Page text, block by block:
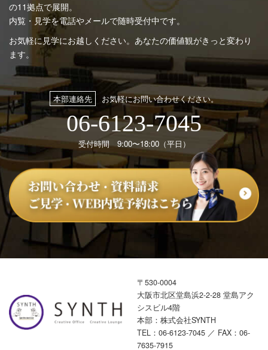
の11拠点で展開。
内覧・見学を電話やメールで随時受付中です。
お気軽に見学にお越しください。あなたの価値観がきっと変わり
ます。
本部連絡先 お気軽にお問い合わせください。
06-6123-7045
受付時間 9:00〜18:00（平日）
〒530-0004
大阪市北区堂島浜2-2-28 堂島アク
シスビル4階
本部：株式会社SYNTH
TEL： 06-6123-7045 ／ FAX：06-
7635-7915